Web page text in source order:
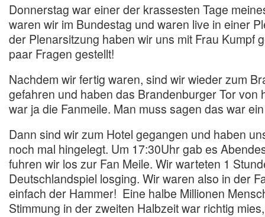
Donnerstag war einer der krassesten Tage
waren wir im Bundestag und waren live in einer
der Plenarsitzung haben wir uns mit Frau Kumpf
paar Fragen gestellt!
Nachdem wir fertig waren, sind wir wieder zum
gefahren und haben das Brandenburger Tor von
war ja die Fanmeile. Man muss sagen das war
Dann sind wir zum Hotel gegangen und haben
noch mal hingelegt. Um 17:30Uhr gab es
fuhren wir los zur Fan Meile. Wir warteten 1
Deutschlandspiel losging. Wir waren also in der
einfach der Hammer! Eine halbe Millionen
Stimmung in der zweiten Halbzeit war richtig